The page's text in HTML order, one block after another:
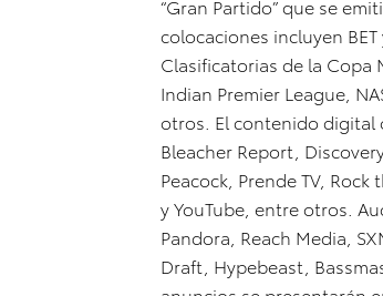
“Gran Partido” que se
colocaciones incluyen
Clasificatorias de la Copa
Indian Premier League,
otros. El contenido digital
Bleacher Report,
Peacock, Prende TV,
y YouTube, entre otros.
Pandora, Reach Media,
Draft, Hypebeast,